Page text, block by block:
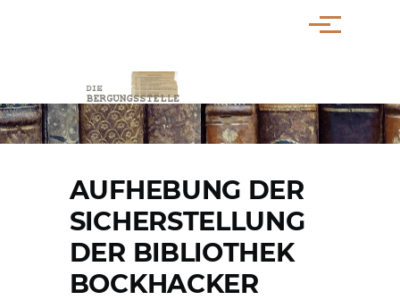
Menü
PFADNAVIGATION
AUFHEBUNG DER
SICHERSTELLUNG
DER BIBLIOTHEK
BOCKHACKER